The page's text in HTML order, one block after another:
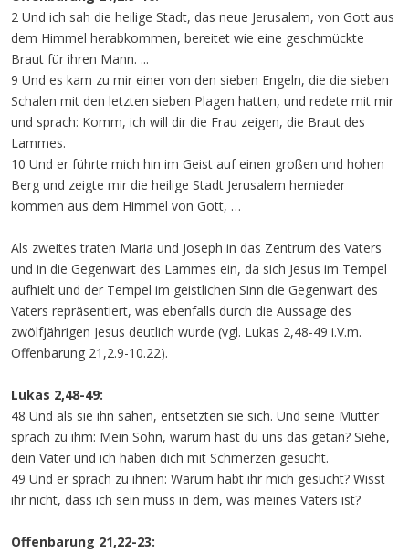
2 Und ich sah die heilige Stadt, das neue Jerusalem, von Gott aus
dem Himmel herabkommen, bereitet wie eine geschmückte
Braut für ihren Mann. ...
9 Und es kam zu mir einer von den sieben Engeln, die die sieben
Schalen mit den letzten sieben Plagen hatten, und redete mit mir
und sprach: Komm, ich will dir die Frau zeigen, die Braut des
Lammes.
10 Und er führte mich hin im Geist auf einen großen und hohen
Berg und zeigte mir die heilige Stadt Jerusalem hernieder
kommen aus dem Himmel von Gott, …
Als zweites traten Maria und Joseph in das Zentrum des Vaters
und in die Gegenwart des Lammes ein, da sich Jesus im Tempel
aufhielt und der Tempel im geistlichen Sinn die Gegenwart des
Vaters repräsentiert, was ebenfalls durch die Aussage des
zwölfjährigen Jesus deutlich wurde (vgl. Lukas 2,48-49 i.V.m.
Offenbarung 21,2.9-10.22).
Lukas 2,48-49:
48 Und als sie ihn sahen, entsetzten sie sich. Und seine Mutter
sprach zu ihm: Mein Sohn, warum hast du uns das getan? Siehe,
dein Vater und ich haben dich mit Schmerzen gesucht.
49 Und er sprach zu ihnen: Warum habt ihr mich gesucht? Wisst
ihr nicht, dass ich sein muss in dem, was meines Vaters ist?
Offenbarung 21,22-23: